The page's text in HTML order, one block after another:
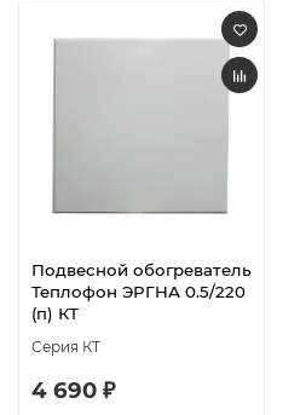
Подвесной обогреватель
Теплофон ЭРГНА 0.5/220
(п) КТ
Серия КТ
4 690 ₽